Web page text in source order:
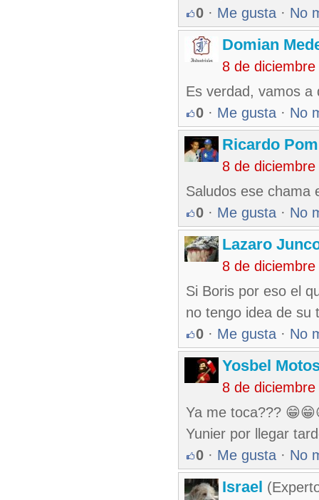
0 · Me gusta · No
Domian
8 de
Es verdad, vamos a
0 · Me gusta · No
Ricardo
8 de
Saludos ese chama
0 · Me gusta · No
Lazaro
8 de
Si Boris por eso el
no tengo idea de su
0 · Me gusta · No
Yosbel
8 de
Ya me toca???
Yunier por llegar
0 · Me gusta · No
Israel